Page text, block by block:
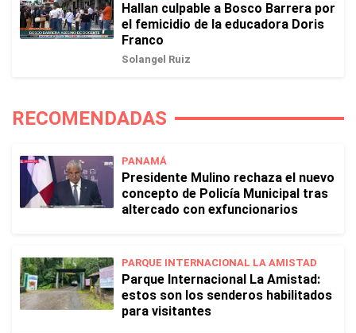
Hallan culpable a Bosco Barrera por
el femicidio de la educadora Doris
Franco
Solangel Ruiz
RECOMENDADAS
PANAMÁ
Presidente Mulino rechaza el nuevo
concepto de Policía Municipal tras
altercado con exfuncionarios
PARQUE INTERNACIONAL LA AMISTAD
Parque Internacional La Amistad:
estos son los senderos habilitados
para visitantes